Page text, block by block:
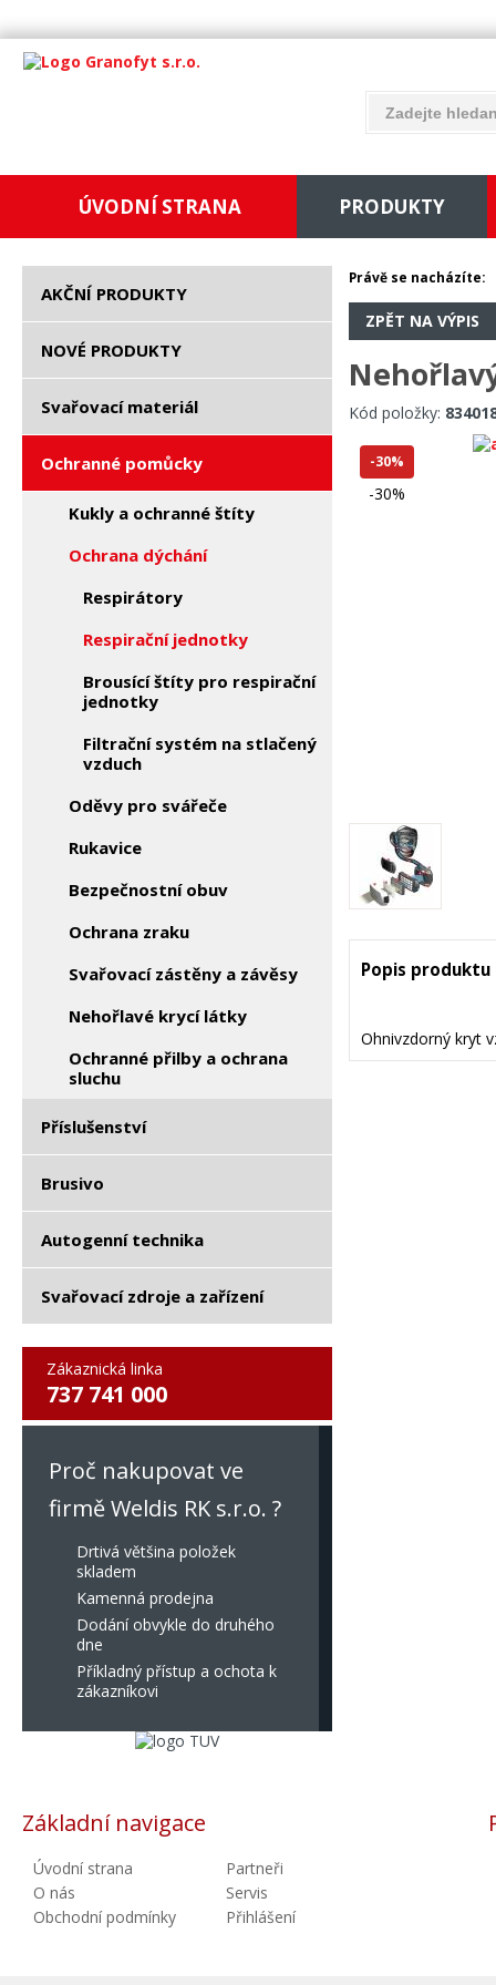
ÚVODNÍ STRANA PRODUKTY
AKČNÍ PRODUKTY
NOVÉ PRODUKTY
Svařovací materiál
Ochranné pomůcky
Kukly a ochranné štíty
Ochrana dýchání
Respirátory
Respirační jednotky
Brousící štíty pro respirační
jednotky
Filtrační systém na stlačený
vzduch
Oděvy pro svářeče
Rukavice
Bezpečnostní obuv
Ochrana zraku
Svařovací zástěny a závěsy
Nehořlavé krycí látky
Ochranné přilby a ochrana
sluchu
Příslušenství
Brusivo
Autogenní technika
Svařovací zdroje a zařízení
Zákaznická linka
737 741 000
Proč nakupovat ve
firmě Weldis RK s.r.o. ?
Drtivá většina položek
skladem
Kamenná prodejna
Dodání obvykle do druhého
dne
Příkladný přístup a ochota k
zákazníkovi
Právě se nacházíte:
ZPĚT NA VÝPIS
Kód položky:
-30%
-30%
Popis produktu
Ohnivzdorný kryt
Základní navigace
Úvodní strana
O nás
Obchodní podmínky
Partneři
Servis
Přihlášení